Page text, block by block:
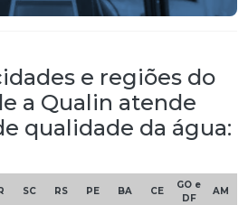
e regiões do
a Qualin atende
qualidade da água:
SC RS PE BA CE
GO e
DF
AM